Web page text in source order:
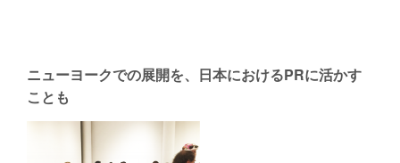
ニューヨークでの展開を、日本におけるPRに活かす
ことも